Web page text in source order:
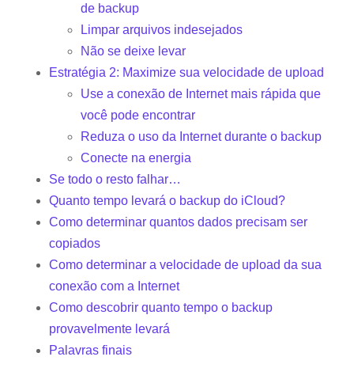
de backup
Limpar arquivos indesejados
Não se deixe levar
Estratégia 2: Maximize sua velocidade de upload
Use a conexão de Internet mais rápida que
você pode encontrar
Reduza o uso da Internet durante o backup
Conecte na energia
Se todo o resto falhar…
Quanto tempo levará o backup do iCloud?
Como determinar quantos dados precisam ser
copiados
Como determinar a velocidade de upload da sua
conexão com a Internet
Como descobrir quanto tempo o backup
provavelmente levará
Palavras finais